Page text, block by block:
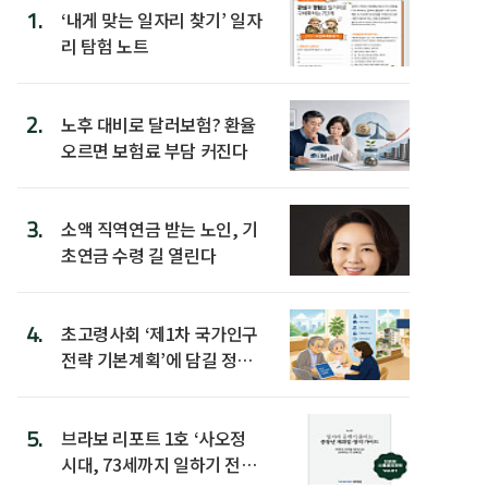
1.
‘내게 맞는 일자리 찾기’ 일자
리 탐험 노트
2.
노후 대비로 달러보험? 환율
오르면 보험료 부담 커진다
3.
소액 직역연금 받는 노인, 기
초연금 수령 길 열린다
4.
초고령사회 ‘제1차 국가인구
전략 기본계획’에 담길 정책
5.
브라보 리포트 1호 ‘사오정
시대, 73세까지 일하기 전략’